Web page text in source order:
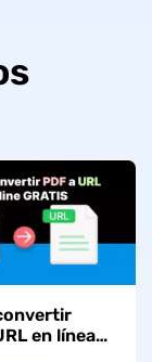
en línea